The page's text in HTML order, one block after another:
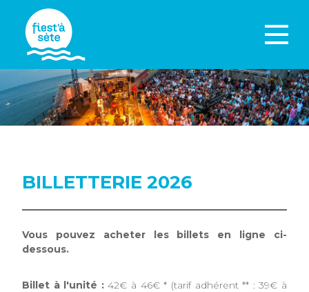
BILLETTERIE 2026
Vous pouvez acheter les billets en ligne ci-
dessous.
Billet à l'unité :42€ à 46€ * (tarif adhérent ** : 39€ à